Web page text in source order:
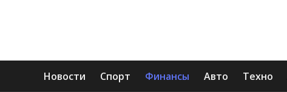
Новости Спорт Финансы Авто Техно